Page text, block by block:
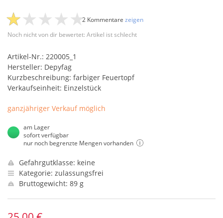
Noch nicht von dir bewertet: Artikel ist schlecht
2 Kommentare zeigen
Artikel-Nr.: 220005_1
Hersteller: Depyfag
Kurzbeschreibung: farbiger Feuertopf
Verkaufseinheit: Einzelstück
ganzjähriger Verkauf möglich
am Lager
sofort verfügbar
nur noch begrenzte Mengen vorhanden
Gefahrgutklasse: keine
Kategorie: zulassungsfrei
Bruttogewicht: 89 g